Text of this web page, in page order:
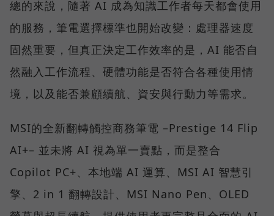
總的來說，隨著 AI 成為知識工作者每天都會使用
的服務，筆電選擇標準也開始改變：處理器速度
固然重要，但真正決定工作效率的是，AI 能否自
然融入工作流程、硬體功能是否符合各種使用情
境，以及能否兼顧續航、資安與行動力等需求。
MSI的全新翻轉觸控商務筆電 –Prestige 14 Flip
AI+– 並未將 AI 視為單一賣點，而是整合
Copilot PC+、本地端 AI 運算、MSI AI 智慧引
擎、2 in 1 翻轉設計、MSI Nano Pen、OLED